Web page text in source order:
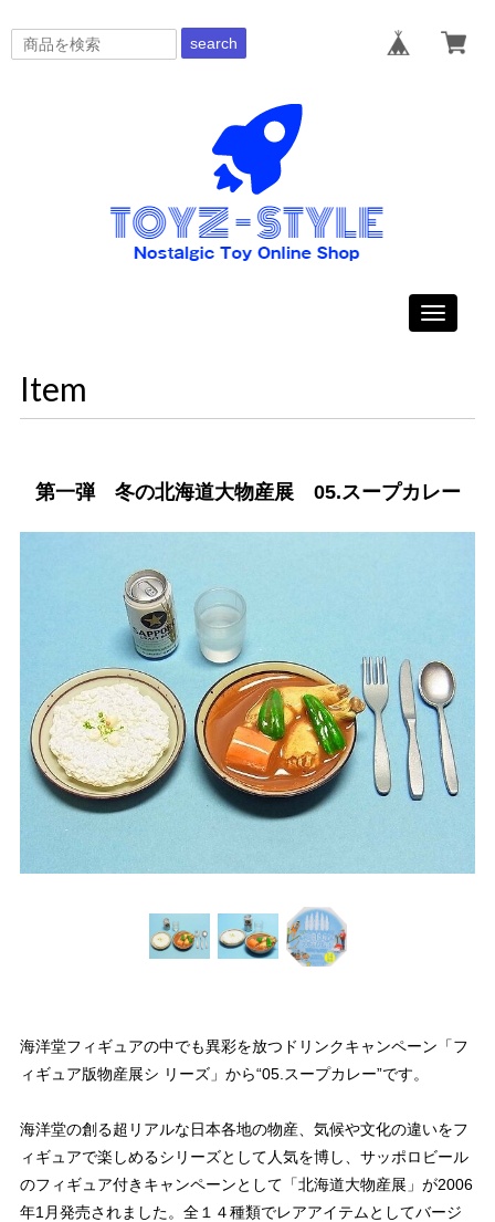
search
Toggle
Item
第一弾 冬の北海道大物産展 05.スープカレー
海洋堂フィギュアの中でも異彩を放つドリンクキャンペーン「フ
ィギュア版物産展シ リーズ」から“05.スープカレー”です。
海洋堂の創る超リアルな日本各地の物産、気候や文化の違いをフ
ィギュアで楽しめるシリーズとして人気を博し、サッポロビール
のフィギュア付きキャンペーンとして「北海道大物産展」が2006
年1月発売されました。全１４種類でレアアイテムとしてバージ